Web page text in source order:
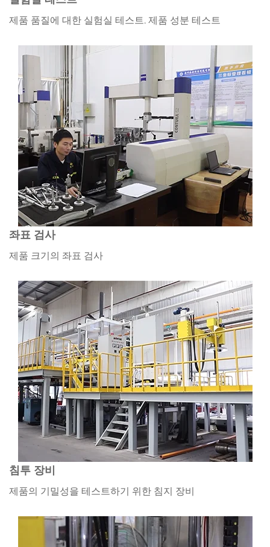
제품 품질에 대한 실험실 테스트. 제품 성분 테스트
좌표 검사
제품 크기의 좌표 검사
침투 장비
제품의 기밀성을 테스트하기 위한 침지 장비